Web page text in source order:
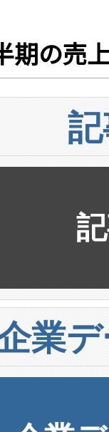
期の売
業